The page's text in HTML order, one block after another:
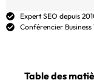
Expert SEO depuis
Conférencier Business
Table des